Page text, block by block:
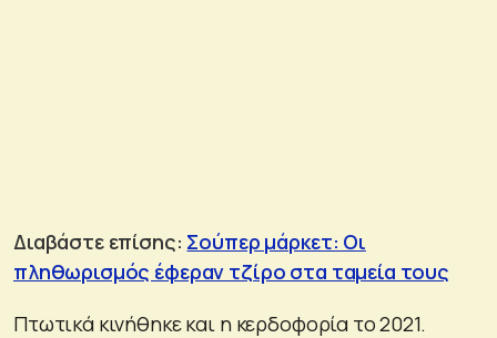
Διαβάστε επίσης: Σούπερ μάρκετ: Οι
πληθωρισμός έφεραν τζίρο στα ταμεία τους
Πτωτικά κινήθηκε και η κερδοφορία το 2021.